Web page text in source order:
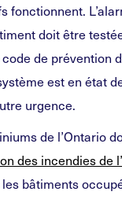
fonctionnent.
doit être
code de prévention
est en état
urgence.
de l’Ontario
des incendies de
bâtiments